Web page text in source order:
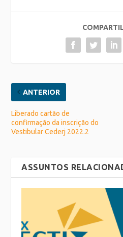
ANTERIOR
Liberado cartão de
confirmação da inscrição do
Vestibular Cederj 2022.2
ASSUNTOS